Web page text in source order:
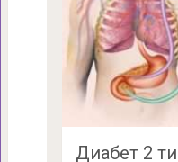
Диабет 2